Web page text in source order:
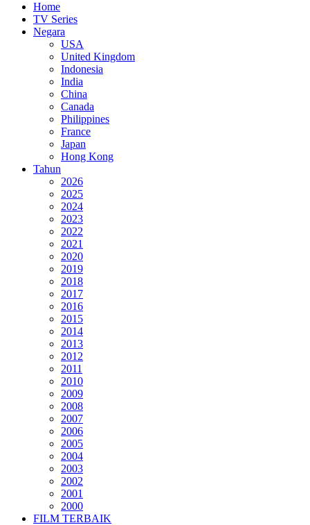
Home
TV Series
Negara
USA
United Kingdom
Indonesia
India
China
Canada
Philippines
France
Japan
Hong Kong
Tahun
2026
2025
2024
2023
2022
2021
2020
2019
2018
2017
2016
2015
2014
2013
2012
2011
2010
2009
2008
2007
2006
2005
2004
2003
2002
2001
2000
FILM TERBAIK